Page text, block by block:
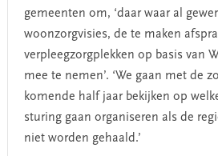
gemeenten om, ‘daar waar al
woonzorgvisies, de te maken
verpleegzorgplekken op basis van
mee te nemen’. ‘We gaan met de
komende half jaar bekijken op
sturing gaan organiseren als de
niet worden gehaald.’